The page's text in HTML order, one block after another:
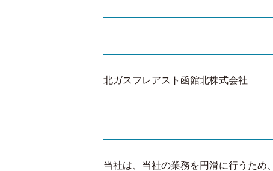
北ガスフレアスト函館北株式会社
当社は、当社の業務を円滑に行うため